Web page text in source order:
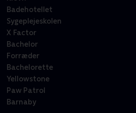
Badehotellet
Sygeplejeskolen
X Factor
Bachelor
Forræder
Bachelorette
Yellowstone
Paw Patrol
Barnaby